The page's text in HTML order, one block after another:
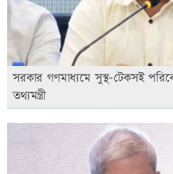
সরকার গণমাধ্যমে সুস্থ-টেকসই
তথ্যমন্ত্রী